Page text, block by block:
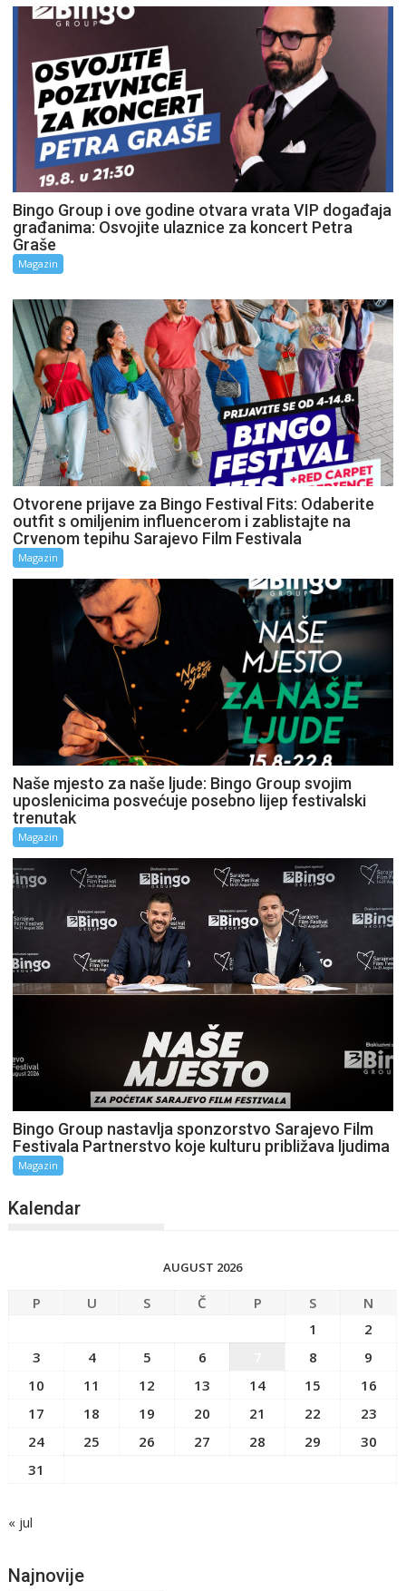
Bingo Group i ove godine otvara vrata VIP događaja
građanima: Osvojite ulaznice za koncert Petra
Graše
Magazin
Otvorene prijave za Bingo Festival Fits: Odaberite
outfit s omiljenim influencerom i zablistajte na
Crvenom tepihu Sarajevo Film Festivala
Magazin
Naše mjesto za naše ljude: Bingo Group svojim
uposlenicima posvećuje posebno lijep festivalski
trenutak
Magazin
Bingo Group nastavlja sponzorstvo Sarajevo Film
Festivala Partnerstvo koje kulturu približava ljudima
Magazin
Kalendar
AUGUST 2026
P U S Č P S
N
1
2
3
4 5 6 8
9
10
11 12 13 14 15
16
17
18 19 20 21 22
23
24
25 26 27 28 29
30
31
« jul
Najnovije